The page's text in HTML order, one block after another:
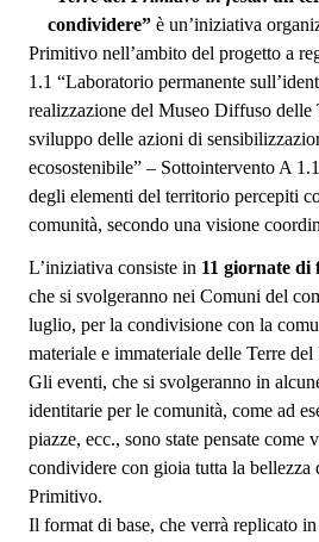
condividere” è un’iniziativa
Primitivo nell’ambito del progetto a
1.1 “Laboratorio permanente
realizzazione del Museo Diffuso delle
sviluppo delle azioni di
ecosostenibile” – Sottointervento A
degli elementi del territorio percepiti
comunità, secondo una visione
L’iniziativa consiste in 11 giornate di
che si svolgeranno nei Comuni del
luglio, per la condivisione con la
materiale e immateriale delle Terre
Gli eventi, che si svolgeranno in
identitarie per le comunità, come ad
piazze, ecc., sono state pensate come
condividere con gioia tutta la bellezza
Primitivo.
Il format di base, che verrà replicato